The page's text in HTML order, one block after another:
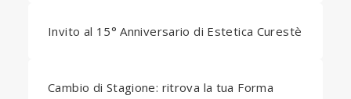
Invito al 15° Anniversario di Estetica Curestè
Cambio di Stagione: ritrova la tua Forma